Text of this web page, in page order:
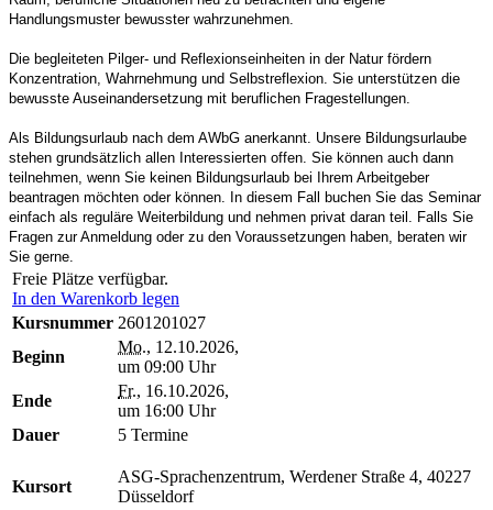
Handlungsmuster bewusster wahrzunehmen.
Die begleiteten Pilger- und Reflexionseinheiten in der Natur fördern
Konzentration, Wahrnehmung und Selbstreflexion. Sie unterstützen die
bewusste Auseinandersetzung mit beruflichen Fragestellungen.
Als Bildungsurlaub nach dem AWbG anerkannt. Unsere Bildungsurlaube
stehen grundsätzlich allen Interessierten offen. Sie können auch dann
teilnehmen, wenn Sie keinen Bildungsurlaub bei Ihrem Arbeitgeber
beantragen möchten oder können. In diesem Fall buchen Sie das Seminar
einfach als reguläre Weiterbildung und nehmen privat daran teil. Falls Sie
Fragen zur Anmeldung oder zu den Voraussetzungen haben, beraten wir
Sie gerne.
Freie Plätze verfügbar.
In den Warenkorb legen
Kursnummer 2601201027
Beginn
Mo., 12.10.2026,
um 09:00 Uhr
Ende
Fr., 16.10.2026,
um 16:00 Uhr
Dauer
5 Termine
Kursort
ASG-Sprachenzentrum, Werdener Straße 4, 40227
Düsseldorf